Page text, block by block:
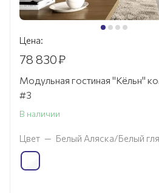
Цена:
78 830₽
Модульная гостиная "Кёльн"
#3
В наличии
Цвет — Белый Аляска/Белый